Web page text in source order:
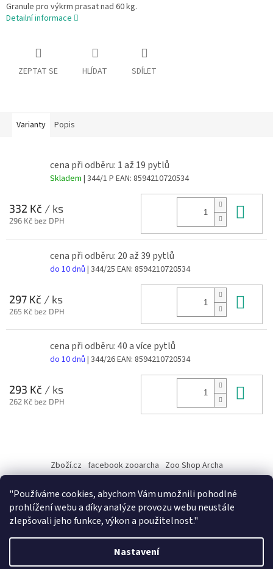
"Používáme cookies, abychom Vám umožnili pohodlné
prohlížení webu a díky analýze provozu webu neustále
zlepšovali jeho funkce, výkon a použitelnost."
Nastavení
Granule pro výkrm prasat nad 60 kg.
Detailní informace
ZEPTAT SE HLÍDAT SDÍLET
Varianty Popis
cena při odběru: 1 až 19 pytlů
Skladem | 344/1 P EAN: 8594210720534
332 Kč / ks
296 Kč bez DPH
cena při odběru: 20 až 39 pytlů
do 10 dnů | 344/25 EAN: 8594210720534
297 Kč / ks
265 Kč bez DPH
cena při odběru: 40 a více pytlů
do 10 dnů | 344/26EAN: 8594210720534
293 Kč / ks
262 Kč bez DPH
p
Zboží.cz facebook zooarcha Zoo Shop Archa
KRMIVA ENERGYS pro koně - GRANULE